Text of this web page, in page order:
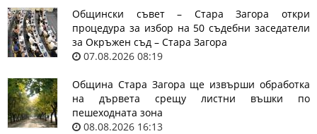
Общински съвет – Стара Загора откри
процедура за избор на 50 съдебни заседатели
за Окръжен съд – Стара Загора
07.08.2026 08:19
Община Стара Загора ще извърши обработка
на дървета срещу листни въшки по
пешеходната зона
08.08.2026 16:13